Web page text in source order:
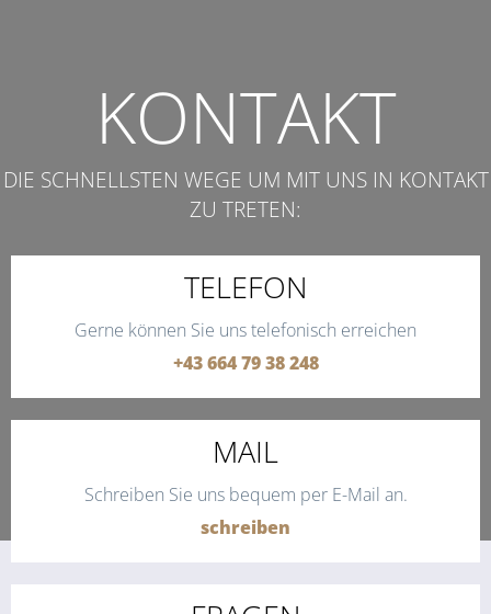
KONTAKT
DIE SCHNELLSTEN WEGE UM MIT UNS IN KONTAKT
ZU TRETEN:
TELEFON
Gerne können Sie uns telefonisch erreichen
+43 664 79 38 248
MAIL
Schreiben Sie uns bequem per E-Mail an.
schreiben